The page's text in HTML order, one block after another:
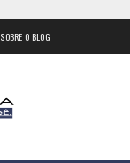
SOBRE O BLOG